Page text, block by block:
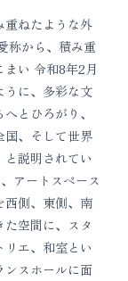
ねたような外
称から、積み重
い 令和8年2月
うに、多彩な文
とひろがり、
国、そして世界
説明されてい
アートスペース
西側、東側、南
空間に、スタ
エ、和室とい
ンスホールに面